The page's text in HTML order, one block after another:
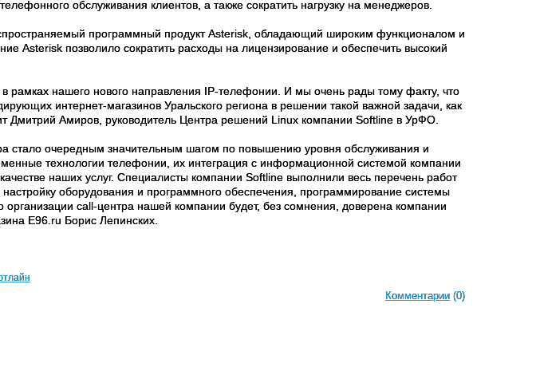
обслуживания клиентов, а также сократить нагрузку на менеджеров.
программный продукт Asterisk, обладающий широким функционалом и
Asterisk позволило сократить расходы на лицензирование и обеспечить высокий
рамках нашего нового направления IP-телефонии. И мы очень рады тому факту, что
интернет-магазинов Уральского региона в решении такой важной задачи, как
Дмитрий Амиров, руководитель Центра решений Linux компании Softline в УрФО.
стало очередным значительным шагом по повышению уровня обслуживания и
технологии телефонии, их интеграция с информационной системой компании
наших услуг. Специалисты компании Softline выполнили весь перечень работ
настройку оборудования и программного обеспечения, программирование системы
организации call-центра нашей компании будет, без сомнения, доверена компании
E96.ru Борис Лепинских.
Комментарии (0)